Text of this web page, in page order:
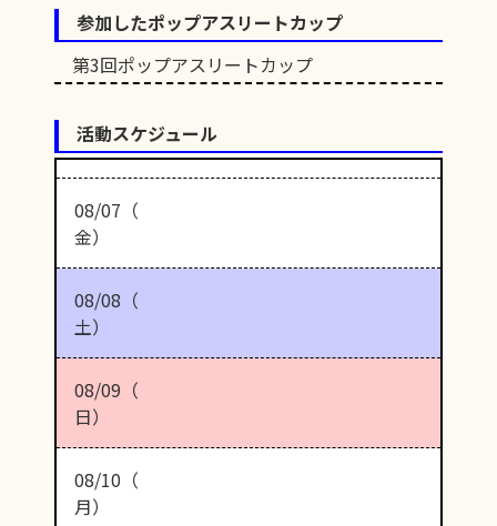
参加したポップアスリートカップ
第3回ポップアスリートカップ
活動スケジュール
08/07（
金）
08/08（
土）
08/09（
日）
08/10（
月）